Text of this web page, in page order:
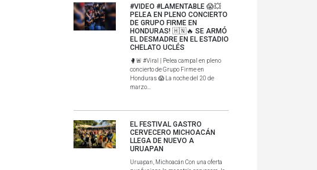
#VIDEO #LAMENTABLE 😱💥
PELEA EN PLENO CONCIERTO
DE GRUPO FIRME EN
HONDURAS! 🇭🇳🔥 SE ARMÓ
EL DESMADRE EN EL ESTADIO
CHELATO UCLÉS
🥊🚨 #Viral | Pelea campal en pleno
concierto de Grupo Firme en
Honduras 😱 La noche del 20 de
marzo...
EL FESTIVAL GASTRO
CERVECERO MICHOACÁN
LLEGA DE NUEVO A
URUAPAN
Uruapan, Michoacán Con una oferta